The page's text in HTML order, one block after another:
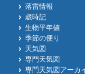
落雷情報
歳時記
生物平年値
季節の便り
天気図
専門天気図
専門天気図アーカ